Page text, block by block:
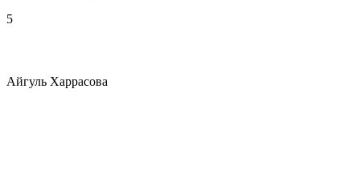
5
Айгуль Харрасова